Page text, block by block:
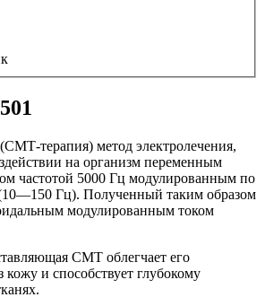
терапия) метод электролечения,
на организм переменным
частотой 5000 Гц модулированным по
Гц). Полученный таким образом
модулированным током
СМТ облегчает его
кожу и способствует глубокому